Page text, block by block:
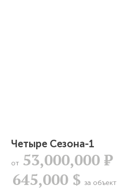
Четыре Сезона-1
от 53,000,000Р
645,000 $ за объект